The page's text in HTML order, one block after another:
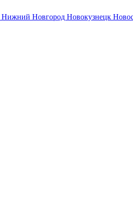
Нижний Новгород Новокузнецк